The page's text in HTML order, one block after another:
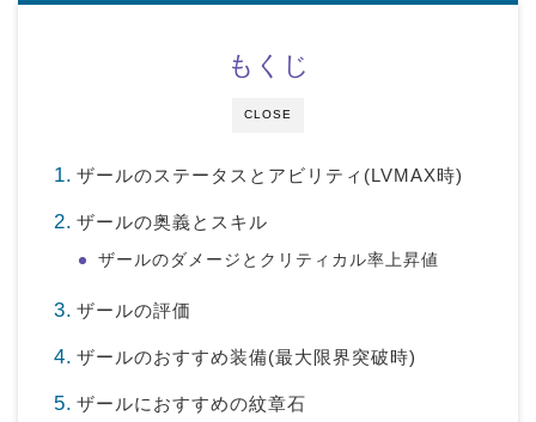
CLOSE
もくじ
ザールのステータスとアビリティ(LVMAX時)
ザールの奥義とスキル
ザールのダメージとクリティカル率上昇値
ザールの評価
ザールのおすすめ装備(最大限界突破時)
ザールにおすすめの紋章石